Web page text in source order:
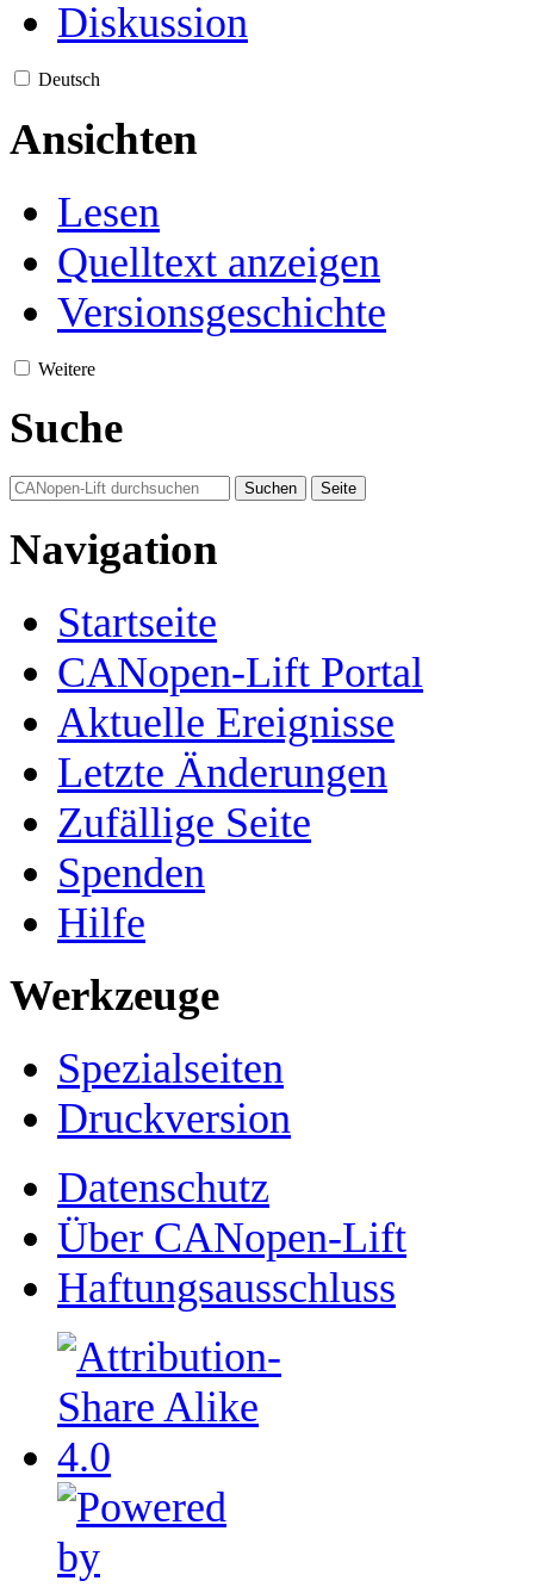
Diskussion
Deutsch
Ansichten
Lesen
Quelltext anzeigen
Versionsgeschichte
Weitere
Suche
Navigation
Startseite
CANopen-Lift Portal
Aktuelle Ereignisse
Letzte Änderungen
Zufällige Seite
Spenden
Hilfe
Werkzeuge
Spezialseiten
Druckversion
Datenschutz
Über CANopen-Lift
Haftungsausschluss